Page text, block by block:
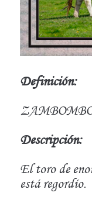
Definición:
Descripción:
El toro de
está regordío.